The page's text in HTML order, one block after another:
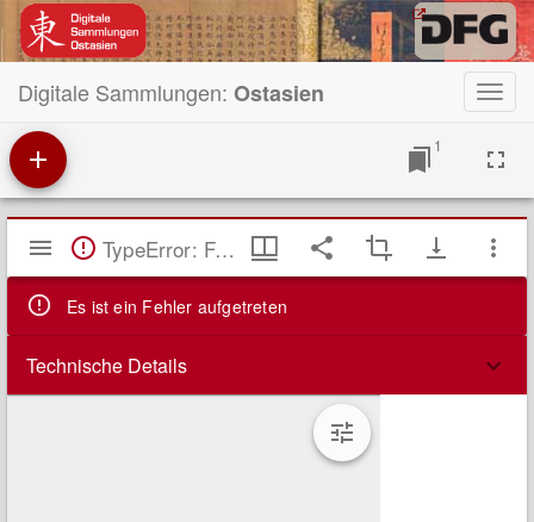
Digitale Sammlungen: Ostasien
1
Mirador
Viewer TypeError: Failed to fetch
Es ist ein Fehler aufgetreten
Technische Details